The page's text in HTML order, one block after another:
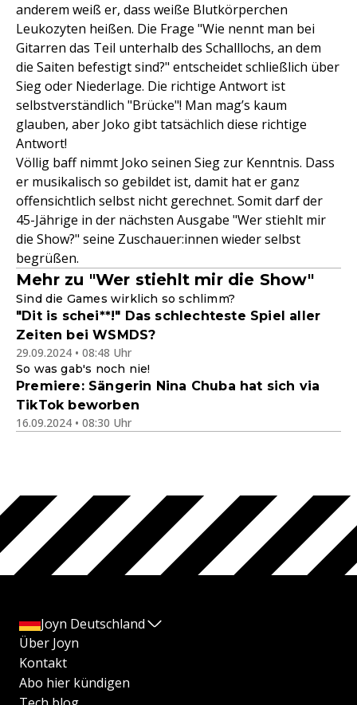
anderem weiß er, dass weiße Blutkörperchen
Leukozyten heißen. Die Frage "Wie nennt man bei
Gitarren das Teil unterhalb des Schalllochs, an dem
die Saiten befestigt sind?" entscheidet schließlich über
Sieg oder Niederlage. Die richtige Antwort ist
selbstverständlich "Brücke"! Man mag’s kaum
glauben, aber Joko gibt tatsächlich diese richtige
Antwort!
Völlig baff nimmt Joko seinen Sieg zur Kenntnis. Dass
er musikalisch so gebildet ist, damit hat er ganz
offensichtlich selbst nicht gerechnet. Somit darf der
45-Jährige in der nächsten Ausgabe "Wer stiehlt mir
die Show?" seine Zuschauer:innen wieder selbst
begrüßen.
Mehr zu "Wer stiehlt mir die Show"
Sind die Games wirklich so schlimm?
"Dit is schei**!" Das schlechteste Spiel aller
Zeiten bei WSMDS?
29.09.2024 • 08:48 Uhr
So was gab's noch nie!
Premiere: Sängerin Nina Chuba hat sich via
TikTok beworben
16.09.2024 • 08:30 Uhr
Joyn Deutschland
Über Joyn
Kontakt
Abo hier kündigen